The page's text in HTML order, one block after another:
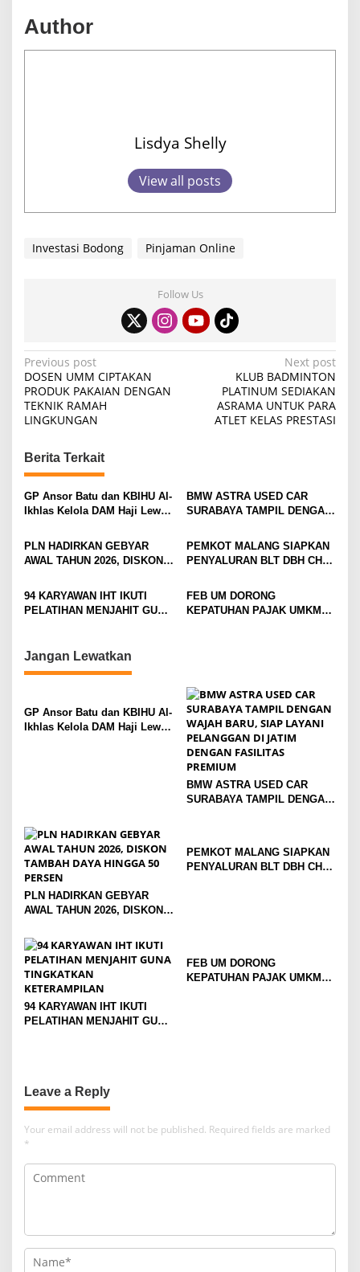
Author
Lisdya Shelly
View all posts
Investasi Bodong Pinjaman Online
Follow Us
P
o
s
n
a
v
g
a
t
i
n
Previous post
DOSEN UMM CIPTAKAN
PRODUK PAKAIAN DENGAN
TEKNIK RAMAH
LINGKUNGAN
Next post
KLUB BADMINTON
PLATINUM SEDIAKAN
ASRAMA UNTUK PARA
ATLET KELAS PRESTASI
Berita Terkait
GP Ansor Batu dan KBIHU Al-
Ikhlas Kelola DAM Haji Lewat
BMW ASTRA USED CAR
SURABAYA TAMPIL DENGAN
PELANGGAN DI JATIM
DENGAN FASILITAS
PLN HADIRKAN GEBYAR
AWAL TAHUN 2026, DISKON
PERSEN
PEMKOT MALANG SIAPKAN
PENYALURAN BLT DBH CHT
ROKOK
94 KARYAWAN IHT IKUTI
PELATIHAN MENJAHIT GUNA
FEB UM DORONG
KEPATUHAN PAJAK UMKM
Jangan Lewatkan
GP Ansor Batu dan KBIHU Al-
Ikhlas Kelola DAM Haji Lewat
BMW ASTRA USED CAR
SURABAYA TAMPIL DENGAN
PREMIUM
PLN HADIRKAN GEBYAR
AWAL TAHUN 2026, DISKON
PERSEN
PEMKOT MALANG SIAPKAN
PENYALURAN BLT DBH CHT
94 KARYAWAN IHT IKUTI
PELATIHAN MENJAHIT GUNA
FEB UM DORONG
KEPATUHAN PAJAK UMKM
Leave a Reply
Your email address will not be published. Required fields are marked
*